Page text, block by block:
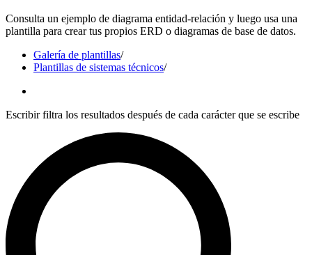
Consulta un ejemplo de diagrama entidad-relación y luego usa una
plantilla para crear tus propios ERD o diagramas de base de datos.
Galería de plantillas/
Plantillas de sistemas técnicos/
Escribir filtra los resultados después de cada carácter que se escribe